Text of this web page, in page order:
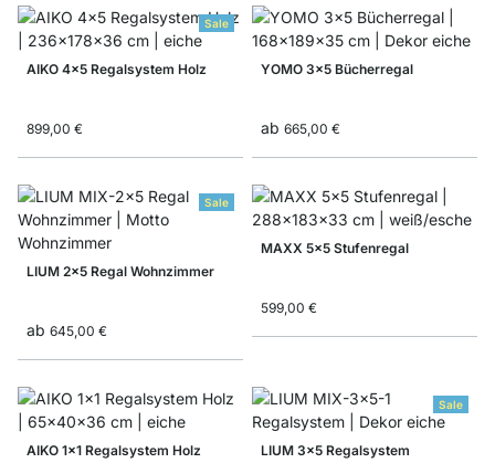
Sale
AIKO 4x5 Regalsystem Holz
899,00 €
YOMO 3x5 Bücherregal
ab 665,00 €
Sale
LIUM 2x5 Regal Wohnzimmer
ab 645,00 €
MAXX 5x5 Stufenregal
599,00 €
AIKO 1x1 Regalsystem Holz
Sale
LIUM 3x5 Regalsystem